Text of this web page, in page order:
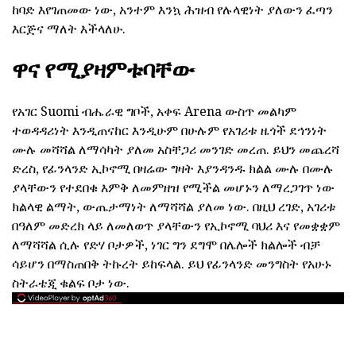
ከባድ እየገጠመው ነው, አንተም እንኳ ሕዝብ የሉላዊነት ያለውን ፈጣን
እርጅና ማለት እችላለሁ.
ዋና የሚያዛምቱባቸው
የአገር Suomi ብሔራዊ ግቦች, አቀፍ Arena ውስጥ መልካም
ተወዳዳሪነት እንዲጠናከር እንዲሁም በሁሉም የአገሪቱ ዜጎች ደኅንነት
ሙሉ መሻሻል ለማሳካት ያለመ አስቸጋሪ መንገድ መረጠ. ይህን መጨረሻ
ድረስ, የፊንላንድ ኢኮኖሚ በዛሬው ግዛት እያንዳንዱ ክልል ሙሉ በሙሉ
ያላቸውን የተደበቁ እምቅ ለመምዘዝ የሚችል መሆኑን ለማረጋገጥ ነው
ክልላዊ ልማት, ውጤታማነት ለማሻሻል ያለመ ነው. በዚህ ረገድ, አገሪቱ
በዓለም መድረክ ላይ ለመለወጥ ያላቸውን የኢኮኖሚ ባህሪ እና የመቋቋም
ለማሻሻል ሲሉ የድሃ ቦታዎች, ነገር ግን ደግሞ በሌሎች ክልሎች ብቻ
ሳይሆን በማስጠበቅ ትኩረት ይከፍላል. ይህ የፊንላንድ መንግስት የአሁኑ
ስትራቴጂ ቁልፍ ቦታ ነው.